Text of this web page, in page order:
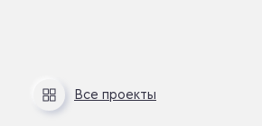
Все проекты